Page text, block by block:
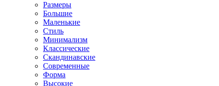
Размеры
Большие
Маленькие
Стиль
Минимализм
Классические
Скандинавские
Современные
Форма
Высокие